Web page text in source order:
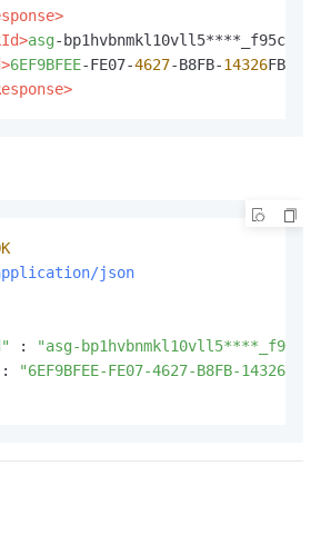
asg-
6EF9BFEE-FE07-4627-B8FB-14326
json
:
"asg-
:
"6EF9BFEE-FE07-4627-B8FB-